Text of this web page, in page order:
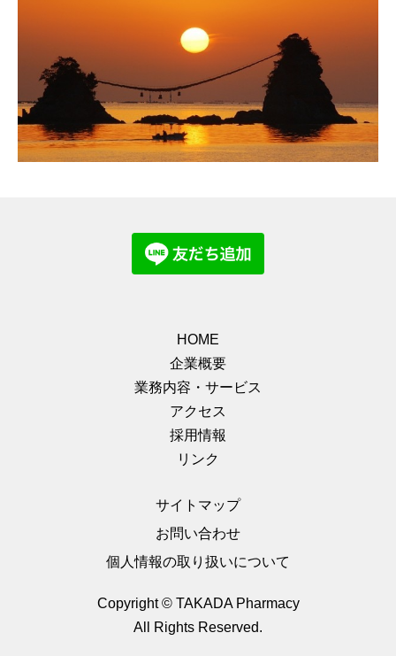
HOME
企業概要
業務内容・サービス
アクセス
採用情報
リンク
サイトマップ
お問い合わせ
個人情報の取り扱いについて
Copyright © TAKADA Pharmacy
All Rights Reserved.